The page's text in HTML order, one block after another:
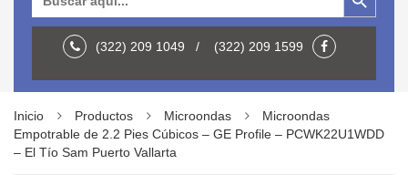
(322) 209 1049 / (322) 209 1599
Inicio Productos Microondas
Microondas
Empotrable de 2.2 Pies Cúbicos – GE Profile – PCWK22U1WDD
– El Tío Sam Puerto Vallarta